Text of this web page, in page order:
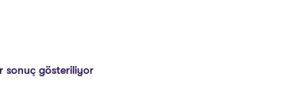
sonuç gösteriliyor